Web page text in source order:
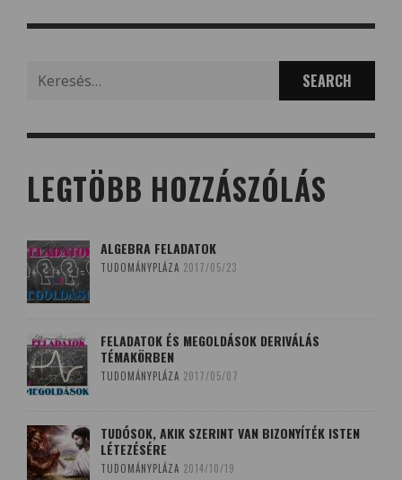
LEGTÖBB HOZZÁSZÓLÁS
ALGEBRA FELADATOK
TUDOMÁNYPLÁZA 2017/05/23
FELADATOK ÉS MEGOLDÁSOK DERIVÁLÁS
TÉMAKÖRBEN
TUDOMÁNYPLÁZA 2017/05/07
TUDÓSOK, AKIK SZERINT VAN BIZONYÍTÉK ISTEN
LÉTEZÉSÉRE
TUDOMÁNYPLÁZA 2014/10/19